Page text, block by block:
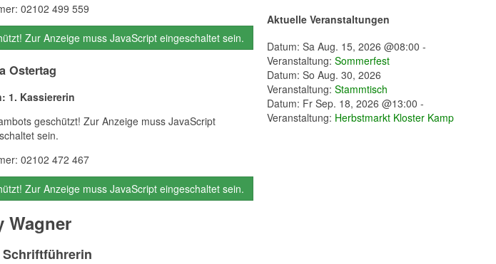
02102 499 559
Zur Anzeige muss JavaScript eingeschaltet sein.
Ostertag
1. Kassiererin
geschützt! Zur Anzeige muss JavaScript
sein.
02102 472 467
Zur Anzeige muss JavaScript eingeschaltet sein.
Wagner
Aktuelle Veranstaltungen
Datum: Sa Aug. 15, 2026 @08:00 -
Veranstaltung: Sommerfest
Datum: So Aug. 30, 2026
Veranstaltung: Stammtisch
Datum: Fr Sep. 18, 2026 @13:00 -
Veranstaltung: Herbstmarkt Kloster Kamp